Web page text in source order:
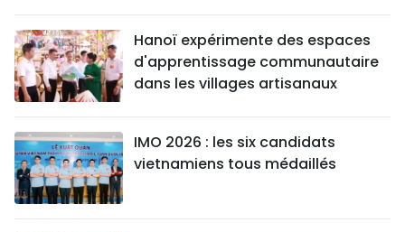
Hanoï expérimente des espaces
d'apprentissage communautaire
dans les villages artisanaux
IMO 2026 : les six candidats
vietnamiens tous médaillés